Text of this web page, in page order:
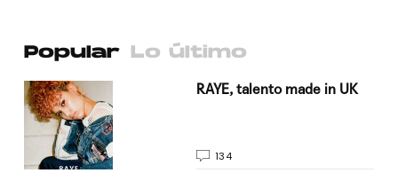
Popular Lo último
RAYE, talento made in UK
134